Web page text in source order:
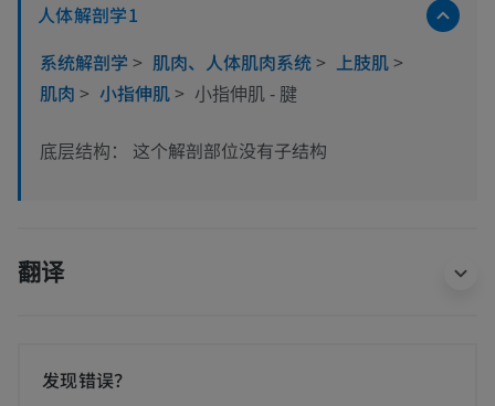
人体解剖学1
系统解剖学 > 肌肉、人体肌肉系统> 上肢肌>
肌肉 > 小指伸肌> 小指伸肌 - 腱
底层结构： 这个解剖部位没有子结构
翻译
发现错误？